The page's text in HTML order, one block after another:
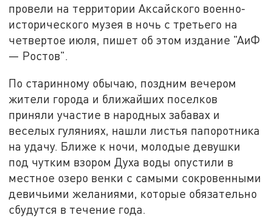
провели на территории Аксайского военно-
исторического музея в ночь с третьего на
четвертое июля, пишет об этом издание "АиФ
— Ростов".
По старинному обычаю, поздним вечером
жители города и ближайших поселков
приняли участие в народных забавах и
веселых гуляниях, нашли листья папоротника
на удачу. Ближе к ночи, молодые девушки
под чутким взором Духа воды опустили в
местное озеро венки с самыми сокровенными
девичьими желаниями, которые обязательно
сбудутся в течение года.